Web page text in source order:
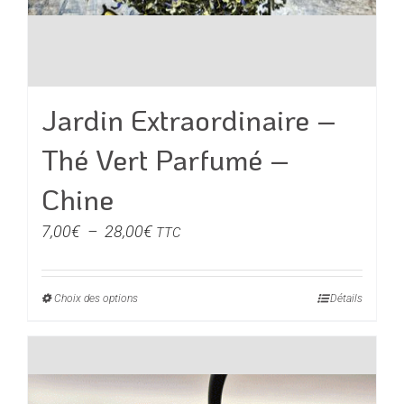
Jardin Extraordinaire –
Thé Vert Parfumé –
Chine
7,00€ – 28,00€Plage
prix :
TTC
Choix des optionsCe
plusieurs
variations.
Détails